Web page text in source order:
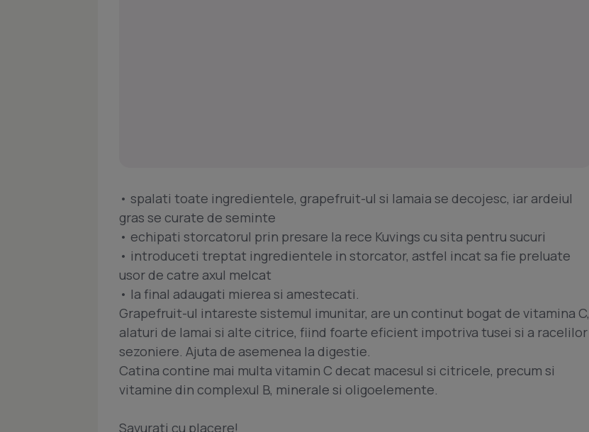
• spalati toate ingredientele, grapefruit-ul si lamaia se decojesc, iar ardeiul
gras se curate de seminte
• echipati storcatorul prin presare la rece Kuvings cu sita pentru sucuri
• introduceti treptat ingredientele in storcator, astfel incat sa fie preluate
usor de catre axul melcat
• la final adaugati mierea si amestecati.
Grapefruit-ul intareste sistemul imunitar, are un continut bogat de vitamina C,
alaturi de lamai si alte citrice, fiind foarte eficient impotriva tusei si a racelilor
sezoniere. Ajuta de asemenea la digestie.
Catina contine mai multa vitamin C decat macesul si citricele, precum si
vitamine din complexul B, minerale si oligoelemente.
Savurati cu placere!